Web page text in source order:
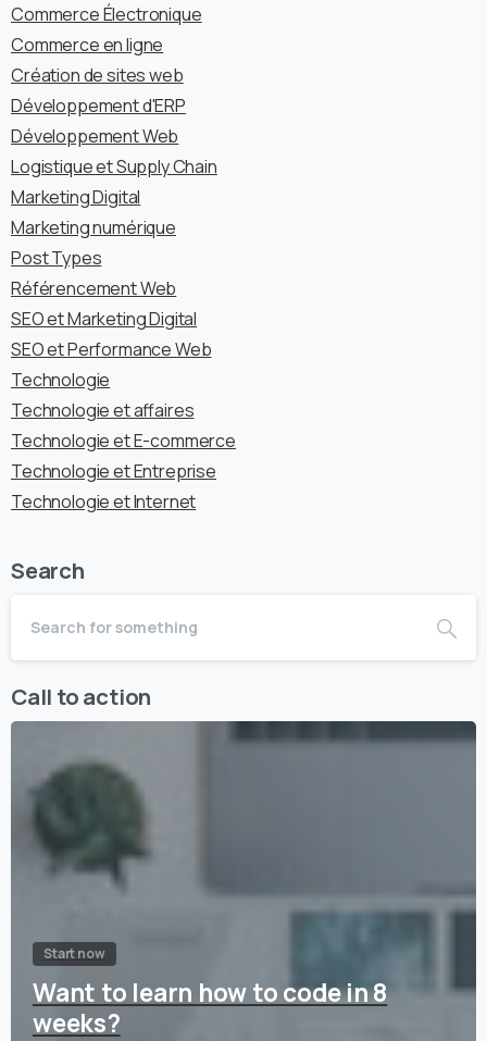
Commerce Électronique
Commerce en ligne
Création de sites web
Développement d'ERP
Développement Web
Logistique et Supply Chain
Marketing Digital
Marketing numérique
Post Types
Référencement Web
SEO et Marketing Digital
SEO et Performance Web
Technologie
Technologie et affaires
Technologie et E-commerce
Technologie et Entreprise
Technologie et Internet
Search
Call to action
Start now
Want to learn how to code in 8
weeks?